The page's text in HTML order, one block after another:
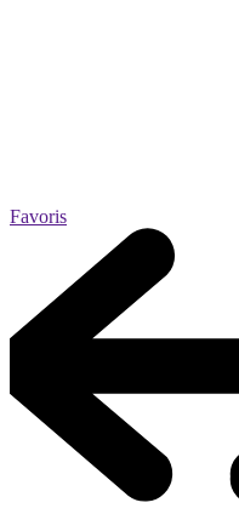
Favoris